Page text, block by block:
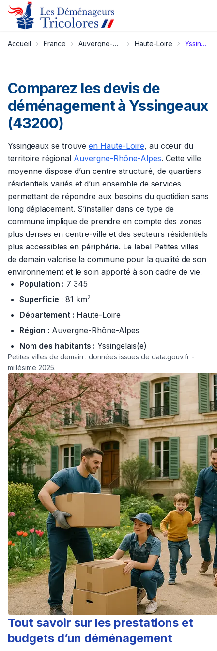
Accueil France Auvergne-Rhône-Alpes Haute-Loire Yssingeaux
Comparez les devis de
déménagement à Yssingeaux
(43200)
Yssingeaux se trouve en Haute-Loire, au cœur du
territoire régional Auvergne-Rhône-Alpes. Cette ville
moyenne dispose d’un centre structuré, de quartiers
résidentiels variés et d’un ensemble de services
permettant de répondre aux besoins du quotidien sans
long déplacement. S’installer dans ce type de
commune implique de prendre en compte des zones
plus denses en centre-ville et des secteurs résidentiels
plus accessibles en périphérie. Le label Petites villes
de demain valorise la commune pour la qualité de son
environnement et le soin apporté à son cadre de vie.
Population : 7 345
Superficie : 81 km2
Département : Haute-Loire
Région : Auvergne-Rhône-Alpes
Nom des habitants : Yssingelais(e)
Petites villes de demain : données issues de data.gouv.fr -
millésime 2025.
Tout savoir sur les prestations et
budgets d’un déménagement